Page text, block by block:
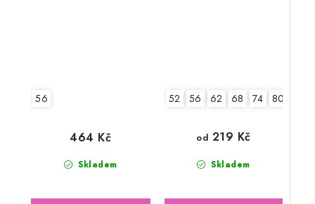
56
Skladem
464 Kč
52 56 62 68 74 80
Skladem
od 219 Kč